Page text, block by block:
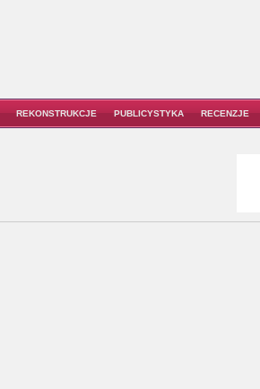
REKONSTRUKCJE PUBLICYSTYKA RECENZJE